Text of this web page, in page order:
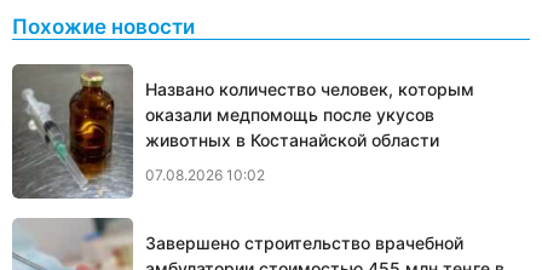
Похожие новости
Названо количество человек, которым
оказали медпомощь после укусов
животных в Костанайской области
07.08.2026 10:02
Завершено строительство врачебной